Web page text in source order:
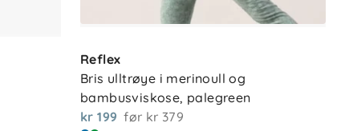
Reflex
Bris ulltrøye i merinoull og
bambusviskose, palegreen
kr 199 før kr 379